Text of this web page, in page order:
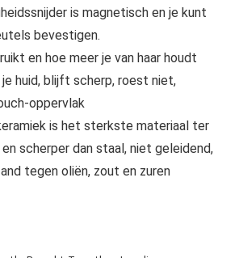
is magnetisch en je kunt
bevestigen.
en hoe meer je van haar houdt
huid, blijft scherp, roest niet,
oppervlak
is het sterkste materiaal ter
scherper dan staal, niet geleidend,
tegen oliën, zout en zuren